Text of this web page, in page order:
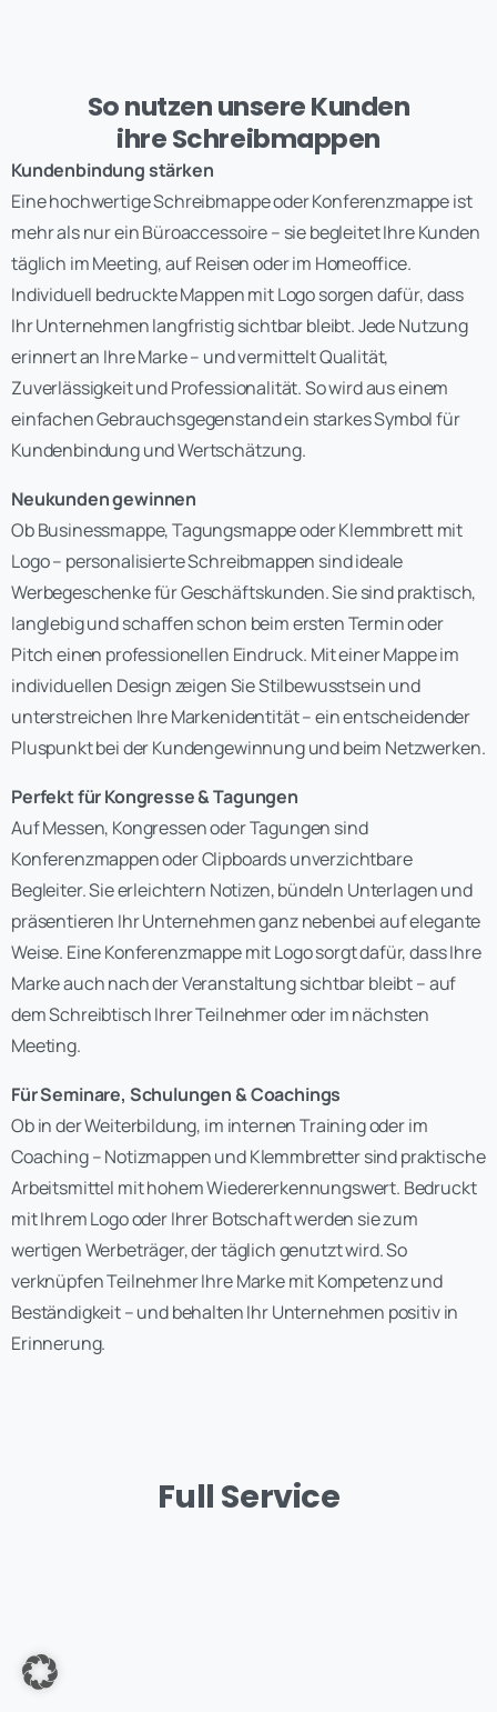
So nutzen unsere Kunden
ihre Schreibmappen
Kundenbindung stärken
Eine hochwertige Schreibmappe oder Konferenzmappe ist
mehr als nur ein Büroaccessoire – sie begleitet Ihre Kunden
täglich im Meeting, auf Reisen oder im Homeoffice.
Individuell bedruckte Mappen mit Logo sorgen dafür, dass
Ihr Unternehmen langfristig sichtbar bleibt. Jede Nutzung
erinnert an Ihre Marke – und vermittelt Qualität,
Zuverlässigkeit und Professionalität. So wird aus einem
einfachen Gebrauchsgegenstand ein starkes Symbol für
Kundenbindung und Wertschätzung.
Neukunden gewinnen
Ob Businessmappe, Tagungsmappe oder Klemmbrett mit
Logo – personalisierte Schreibmappen sind ideale
Werbegeschenke für Geschäftskunden. Sie sind praktisch,
langlebig und schaffen schon beim ersten Termin oder
Pitch einen professionellen Eindruck. Mit einer Mappe im
individuellen Design zeigen Sie Stilbewusstsein und
unterstreichen Ihre Markenidentität – ein entscheidender
Pluspunkt bei der Kundengewinnung und beim Netzwerken.
Perfekt für Kongresse & Tagungen
Auf Messen, Kongressen oder Tagungen sind
Konferenzmappen oder Clipboards unverzichtbare
Begleiter. Sie erleichtern Notizen, bündeln Unterlagen und
präsentieren Ihr Unternehmen ganz nebenbei auf elegante
Weise. Eine Konferenzmappe mit Logo sorgt dafür, dass Ihre
Marke auch nach der Veranstaltung sichtbar bleibt – auf
dem Schreibtisch Ihrer Teilnehmer oder im nächsten
Meeting.
Für Seminare, Schulungen & Coachings
Ob in der Weiterbildung, im internen Training oder im
Coaching – Notizmappen und Klemmbretter sind praktische
Arbeitsmittel mit hohem Wiedererkennungswert. Bedruckt
mit Ihrem Logo oder Ihrer Botschaft werden sie zum
wertigen Werbeträger, der täglich genutzt wird. So
verknüpfen Teilnehmer Ihre Marke mit Kompetenz und
Beständigkeit – und behalten Ihr Unternehmen positiv in
Erinnerung.
Full Service